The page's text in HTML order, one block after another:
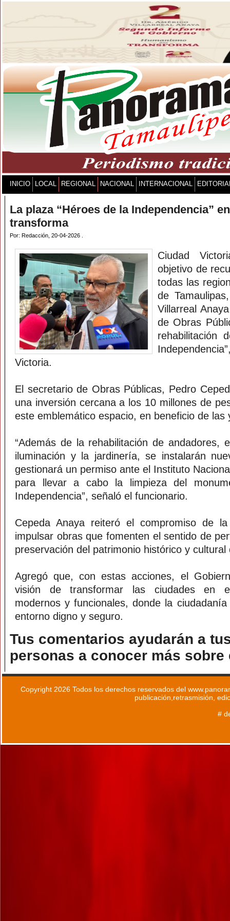
INICIO LOCAL REGIONAL NACIONAL INTERNACIONAL
La plaza “Héroes de la Independencia”
transforma
Por: Redacción, 20-04-2026 .
Ciudad
objetivo de
todas las
de
Villarreal
de Obras
rehabilitación
Victoria.
El secretario de Obras Públicas, Pedro
una inversión cercana a los 10 millones de
este emblemático espacio, en beneficio de las
“Además de la rehabilitación de andadores,
iluminación y la jardinería, se instalarán
gestionará un permiso ante el Instituto
para llevar a cabo la limpieza del
Independencia”, señaló el funcionario.
Cepeda Anaya reiteró el compromiso de
impulsar obras que fomenten el sentido de
preservación del patrimonio histórico y cultural
Agregó que, con estas acciones, el
visión de transformar las ciudades en
modernos y funcionales, donde la
entorno digno y seguro.
Tus comentarios ayudarán a
personas a conocer más sobre
Copyright 2026 Todos los derechos reservados del
publicación,retrasmisión,
#